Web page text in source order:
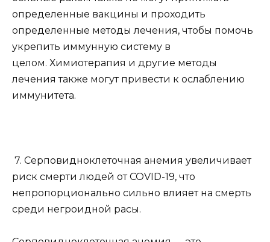
определенные вакцины и проходить
определенные методы лечения, чтобы помочь
укрепить иммунную систему в
целом. Химиотерапия и другие методы
лечения также могут привести к ослаблению
иммунитета.
7. Серповидноклеточная анемия увеличивает
риск смерти людей от COVID-19, что
непропорционально сильно влияет на смерть
среди негроидной расы.